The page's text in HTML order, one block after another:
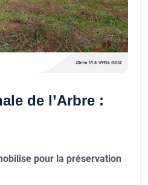
de l’Arbre :
pour la préservation